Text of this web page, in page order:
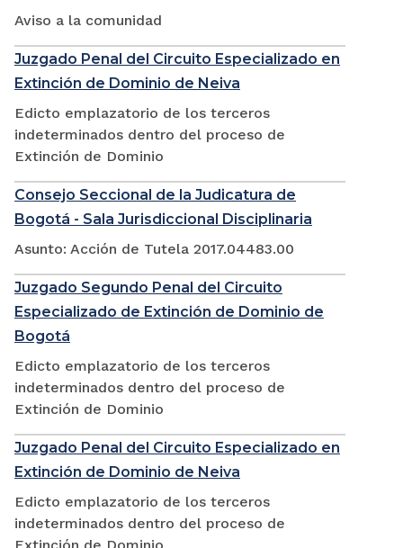
Aviso a la comunidad
Juzgado Penal del Circuito Especializado en
Extinción de Dominio de Neiva
Edicto emplazatorio de los terceros
indeterminados dentro del proceso de
Extinción de Dominio
Consejo Seccional de la Judicatura de
Bogotá - Sala Jurisdiccional Disciplinaria
Asunto: Acción de Tutela 2017.04483.00
Juzgado Segundo Penal del Circuito
Especializado de Extinción de Dominio de
Bogotá
Edicto emplazatorio de los terceros
indeterminados dentro del proceso de
Extinción de Dominio
Juzgado Penal del Circuito Especializado en
Extinción de Dominio de Neiva
Edicto emplazatorio de los terceros
indeterminados dentro del proceso de